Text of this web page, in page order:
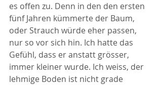
es offen zu. Denn in den den ersten
fünf Jahren kümmerte der Baum,
oder Strauch würde eher passen,
nur so vor sich hin. Ich hatte das
Gefühl, dass er anstatt grösser,
immer kleiner wurde. Ich weiss, der
lehmige Boden ist nicht grade